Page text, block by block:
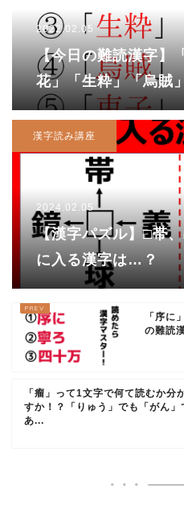
2022.02.05
【今日の難読漢字】
花」「生粋」「烏賊
読めますか？
漢字読み講座
2024.02.05
【漢字パズル】□帯
に入る漢字は…？
「序に
の難読
「瘤」って1文字で何て読むか分
すか！？「りゅう」でも「がん」
あ...